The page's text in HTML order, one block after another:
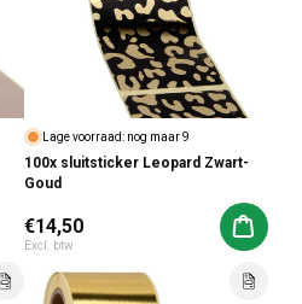
Lage voorraad: nog maar 9
100x sluitsticker Leopard Zwart-
Goud
Normale prijs
€14,50
Excl. btw
Aan